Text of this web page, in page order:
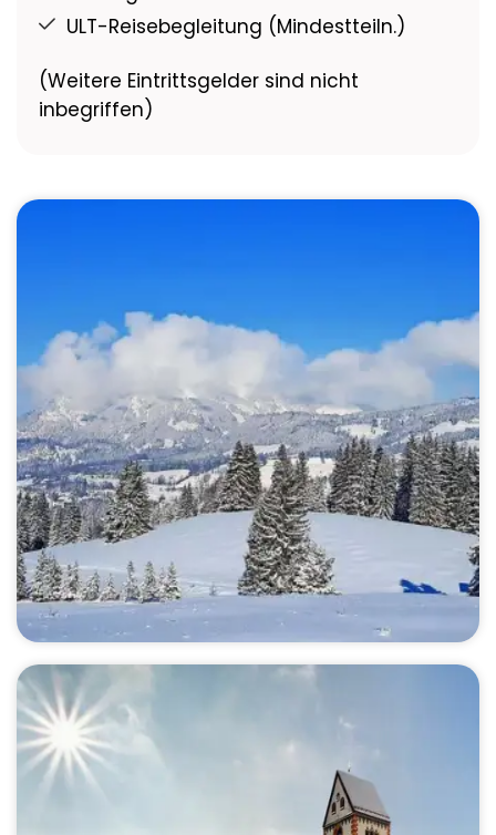
ULT-Reisebegleitung (Mindestteiln.)
(Weitere Eintrittsgelder sind nicht
inbegriffen)